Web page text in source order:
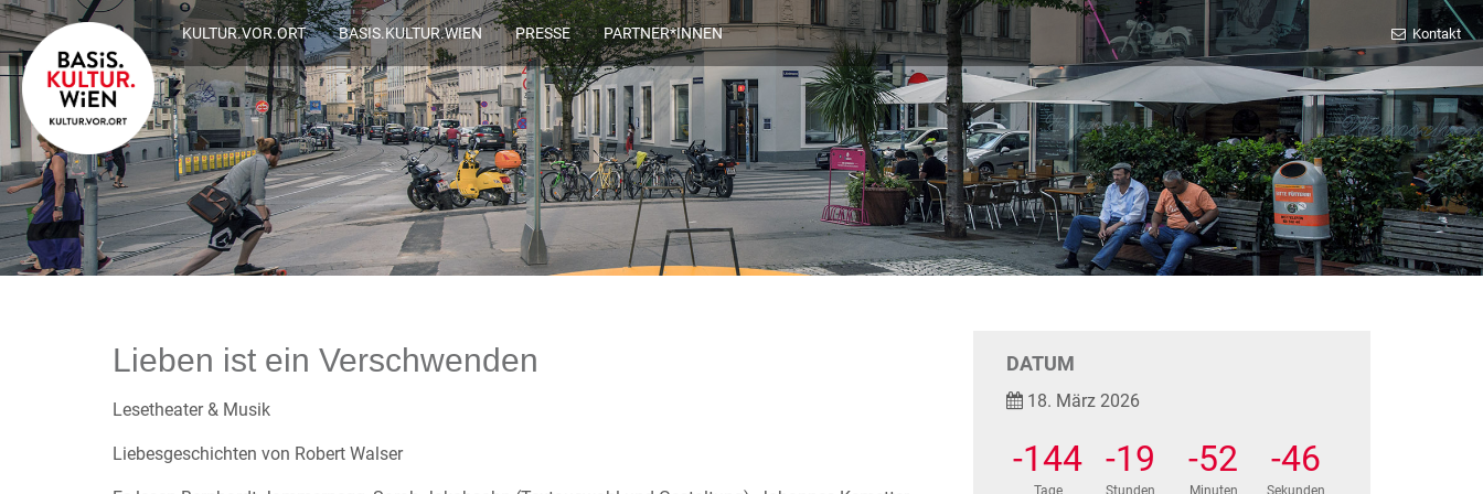
KULTUR.VOR.ORT BASIS.KULTUR.WIEN PRESSE PARTNER*INNEN Kontakt
Lieben ist ein Verschwenden
Lesetheater & Musik
Liebesgeschichten von Robert Walser
DATUM
18. März 2026
-144
Tage
-19
Stunden
-52
Minuten
-47
Sekunden